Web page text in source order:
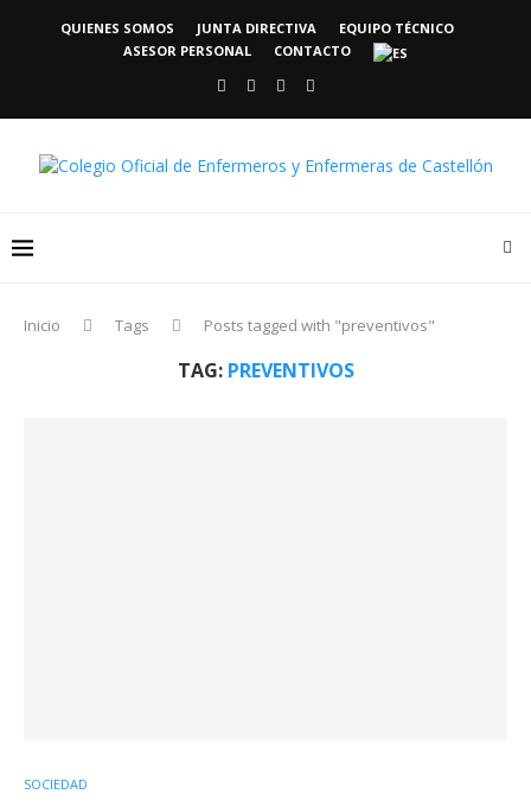
QUIENES SOMOS JUNTA DIRECTIVA
EQUIPO TÉCNICO
ASESOR PERSONAL
CONTACTO
Inicio Tags Posts tagged with "preventivos"
TAG: PREVENTIVOS
SOCIEDAD